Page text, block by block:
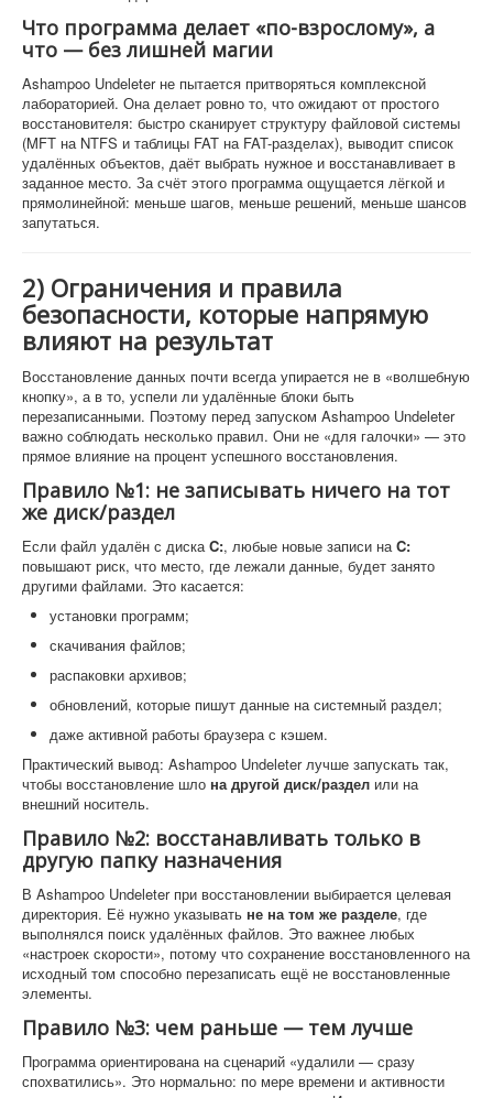
Что программа делает «по-взрослому», а
что — без лишней магии
Ashampoo Undeleter не пытается притворяться комплексной
лабораторией. Она делает ровно то, что ожидают от простого
восстановителя: быстро сканирует структуру файловой системы
(MFT на NTFS и таблицы FAT на FAT-разделах), выводит список
удалённых объектов, даёт выбрать нужное и восстанавливает в
заданное место. За счёт этого программа ощущается лёгкой и
прямолинейной: меньше шагов, меньше решений, меньше шансов
запутаться.
2) Ограничения и правила
безопасности, которые напрямую
влияют на результат
Восстановление данных почти всегда упирается не в «волшебную
кнопку», а в то, успели ли удалённые блоки быть
перезаписанными. Поэтому перед запуском Ashampoo Undeleter
важно соблюдать несколько правил. Они не «для галочки» — это
прямое влияние на процент успешного восстановления.
Правило №1: не записывать ничего на тот
же диск/раздел
Если файл удалён с дискаC:, любые новые записи наC:
повышают риск, что место, где лежали данные, будет занято
другими файлами. Это касается:
установки программ;
скачивания файлов;
распаковки архивов;
обновлений, которые пишут данные на системный раздел;
даже активной работы браузера с кэшем.
Практический вывод: Ashampoo Undeleter лучше запускать так,
чтобы восстановление шло на другой диск/раздел или на
внешний носитель.
Правило №2: восстанавливать только в
другую папку назначения
В Ashampoo Undeleter при восстановлении выбирается целевая
директория. Её нужно указывать не на том же разделе, где
выполнялся поиск удалённых файлов. Это важнее любых
«настроек скорости», потому что сохранение восстановленного на
исходный том способно перезаписать ещё не восстановленные
элементы.
Правило №3: чем раньше — тем лучше
Программа ориентирована на сценарий «удалили — сразу
спохватились». Это нормально: по мере времени и активности